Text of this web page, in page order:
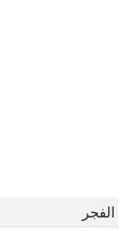
الفجر